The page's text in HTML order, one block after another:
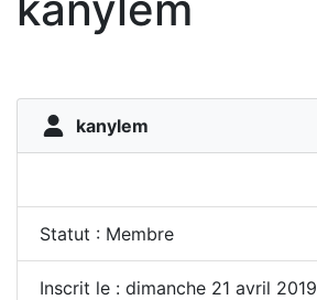
kanylem
Statut : Membre
Inscrit le : dimanche 21 avril 2019